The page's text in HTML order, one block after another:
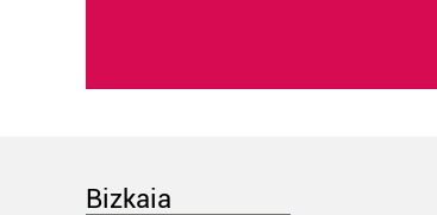
Bizkaia